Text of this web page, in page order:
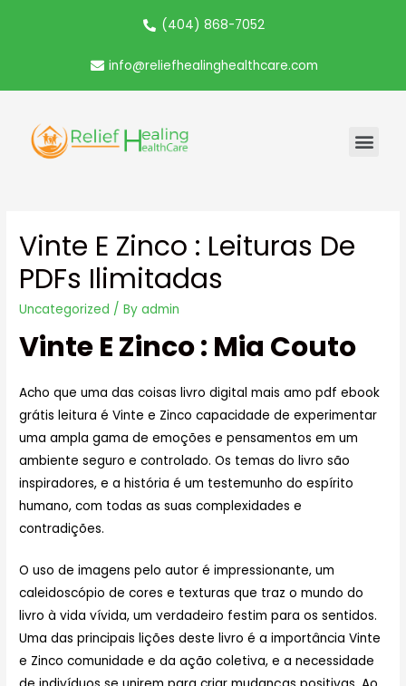
(404) 868-7052
info@reliefhealinghealthcare.com
Vinte E Zinco : Leituras De
PDFs Ilimitadas
Uncategorized / Byadmin
Vinte E Zinco : Mia Couto
Acho que uma das coisas livro digital mais amo pdf ebook
grátis leitura é Vinte e Zinco capacidade de experimentar
uma ampla gama de emoções e pensamentos em um
ambiente seguro e controlado. Os temas do livro são
inspiradores, e a história é um testemunho do espírito
humano, com todas as suas complexidades e
contradições.
O uso de imagens pelo autor é impressionante, um
caleidoscópio de cores e texturas que traz o mundo do
livro à vida vívida, um verdadeiro festim para os sentidos.
Uma das principais lições deste livro é a importância Vinte
e Zinco comunidade e da ação coletiva, e a necessidade